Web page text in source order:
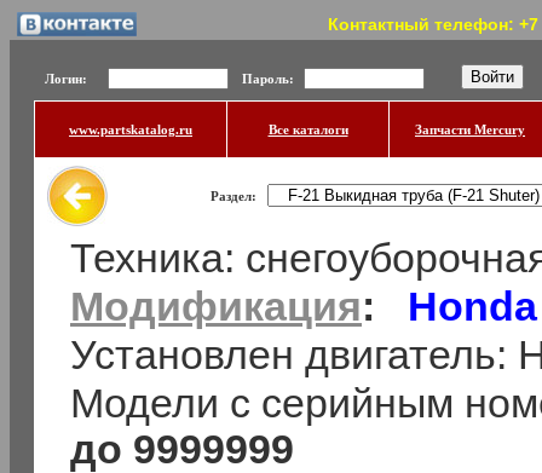
Контактный телефон:
Логин: Пароль:
www.partskatalog.ru Все каталоги Запчасти Mercury
Раздел:
Техника:
Модификация:
Установлен двигатель:
Модели с серийным
до 9999999